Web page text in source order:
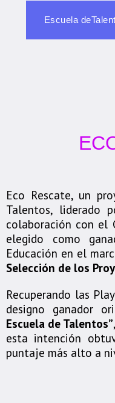
Escuela
Eco Rescate, un
Talentos, liderado
colaboración con el
elegido como
Educación en el
Selección de los
Recuperando las
designo ganador
Escuela de Talentos”
esta intención
puntaje más alto a